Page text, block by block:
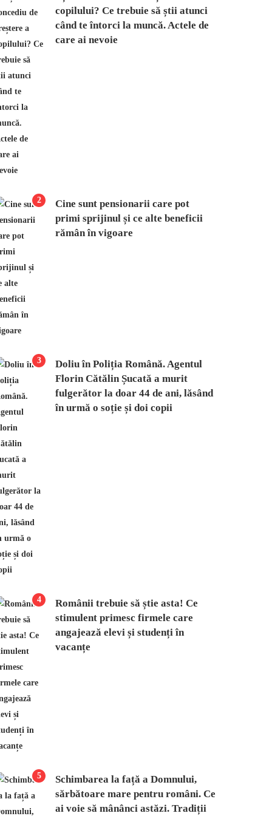
copilului? Ce trebuie să știi atunci
când te întorci la muncă. Actele de
care ai nevoie
2
Cine sunt pensionarii care pot
primi sprijinul și ce alte beneficii
rămân în vigoare
3
Doliu în Poliția Română. Agentul
Florin Cătălin Șucată a murit
fulgerător la doar 44 de ani, lăsând
în urmă o soție și doi copii
4
Românii trebuie să știe asta! Ce
stimulent primesc firmele care
angajează elevi și studenți în
vacanțe
5
Schimbarea la față a Domnului,
sărbătoare mare pentru români. Ce
ai voie să mânânci astăzi. Tradiții